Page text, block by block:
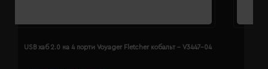
USB хаб 2.0 на 4 порти Voyager Fletcher кобальт - V3447-04